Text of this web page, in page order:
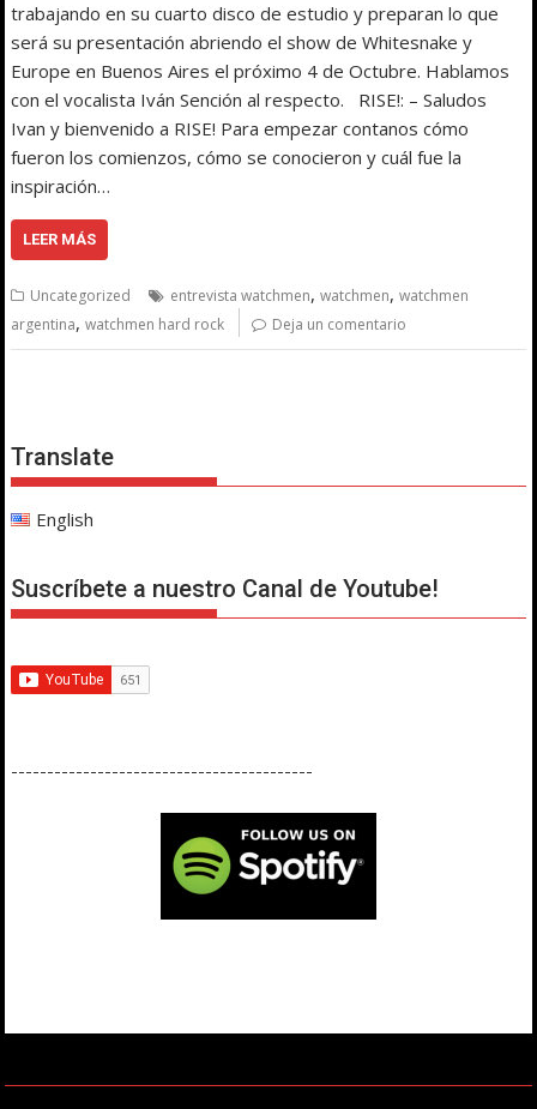
trabajando en su cuarto disco de estudio y preparan lo que
será su presentación abriendo el show de Whitesnake y
Europe en Buenos Aires el próximo 4 de Octubre. Hablamos
con el vocalista Iván Sención al respecto. RISE!: – Saludos
Ivan y bienvenido a RISE! Para empezar contanos cómo
fueron los comienzos, cómo se conocieron y cuál fue la
inspiración…
LEER MÁS
Uncategorized entrevista watchmen,watchmen,watchmen
argentina,watchmen hard rock Deja un comentario
Translate
English
Suscríbete a nuestro Canal de Youtube!
------------------------------------------